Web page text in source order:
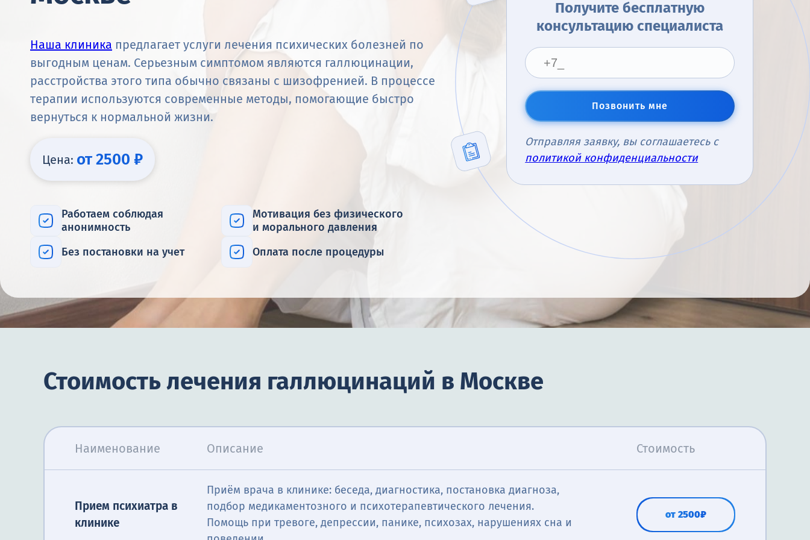
Наша клиника предлагает услуги лечения психических болезней по
выгодным ценам. Серьезным симптомом являются галлюцинации,
расстройства этого типа обычно связаны с шизофренией. В процессе
терапии используются современные методы, помогающие быстро
вернуться к нормальной жизни.
Цена: от 2500 ₽
Работаем соблюдая
анонимность
Мотивация без физического
и морального давления
Без постановки на учет
Оплата после процедуры
Получите бесплатную
консультацию специалиста
Позвонить мне
Отправляя заявку, вы соглашаетесь с
политикой конфиденциальности
Стоимость лечения галлюцинаций в Москве
Наименование Описание Стоимость
Прием психиатра в
клинике
Приём врача в клинике: беседа, диагностика, постановка диагноза,
подбор медикаментозного и психотерапевтического лечения.
Помощь при тревоге, депрессии, панике, психозах, нарушениях сна и
от 2500₽